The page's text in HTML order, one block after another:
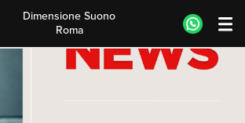
Dimensione Suono
Roma